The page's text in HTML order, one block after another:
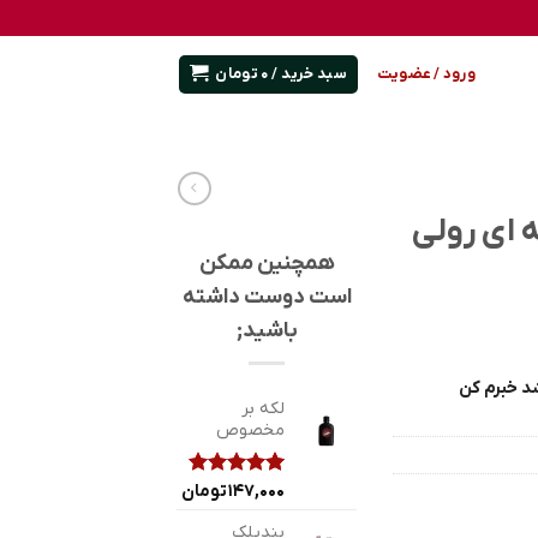
ورود / عضویت سبد خرید /0 تومان
ای رولی
خبرم کن
همچنین ممکن
است دوست داشته
باشید;
لکه بر
مخصوص
امتیازدهی
در
2
147,000تومان
بندیلک